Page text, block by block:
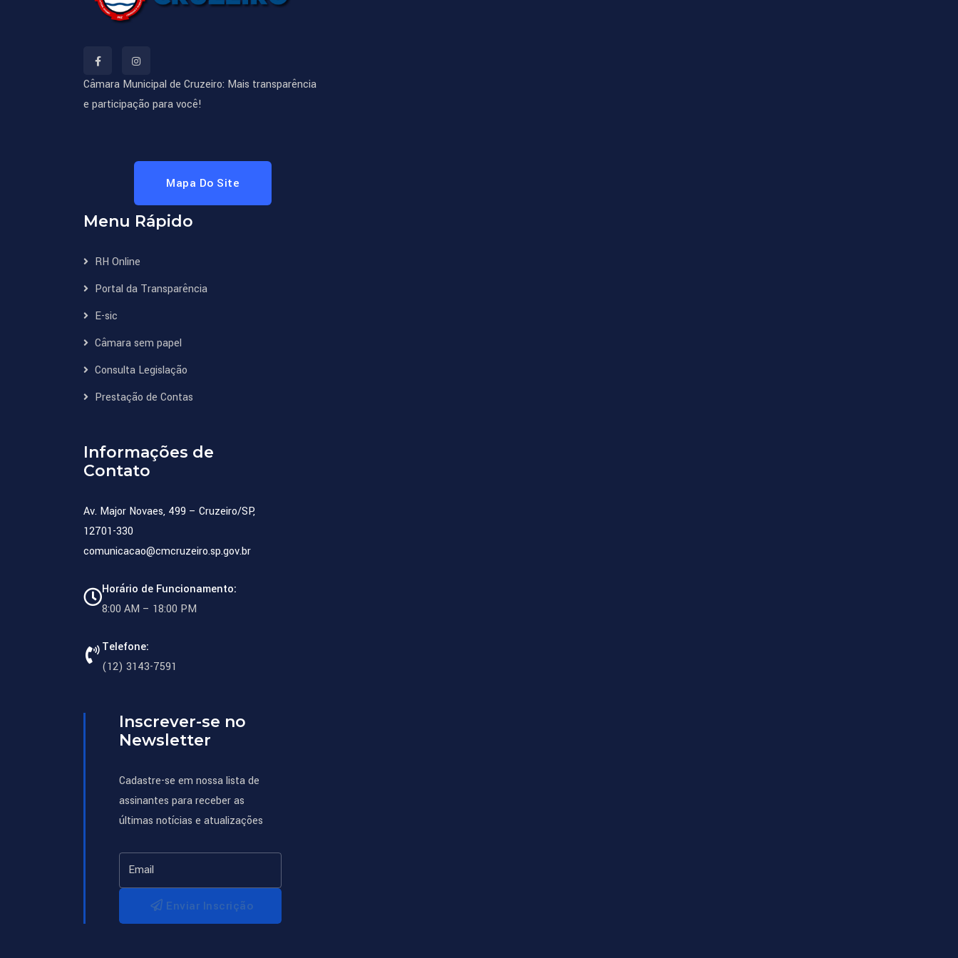
Câmara Municipal de Cruzeiro: Mais transparência
e participação para você!
Mapa Do Site
Menu Rápido
RH Online
Portal da Transparência
E-sic
Câmara sem papel
Consulta Legislação
Prestação de Contas
Informações de
Contato
Av. Major Novaes, 499 – Cruzeiro/SP,
12701-330
comunicacao@cmcruzeiro.sp.gov.br
Horário de Funcionamento:
8:00 AM – 18:00 PM
Telefone:
(12) 3143-7591
Inscrever-se no
Newsletter
Cadastre-se em nossa lista de
assinantes para receber as
últimas notícias e atualizações
Enviar Inscrição